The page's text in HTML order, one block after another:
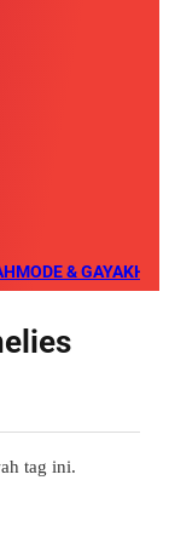
MODE & GAYA
tag ini.